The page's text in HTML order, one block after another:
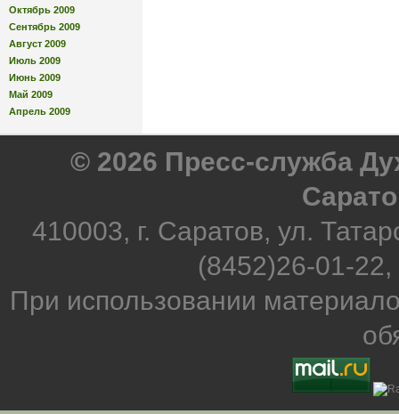
Октябрь 2009
Сентябрь 2009
Август 2009
Июль 2009
Июнь 2009
Май 2009
Апрель 2009
© 2026 Пресс-служба
410003, г. Саратов, ул.
(8452)26-01-
При использовании